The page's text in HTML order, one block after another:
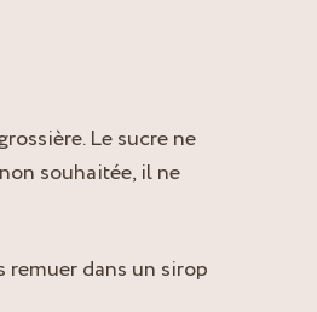
Le sucre ne
souhaitée, il ne
dans un sirop